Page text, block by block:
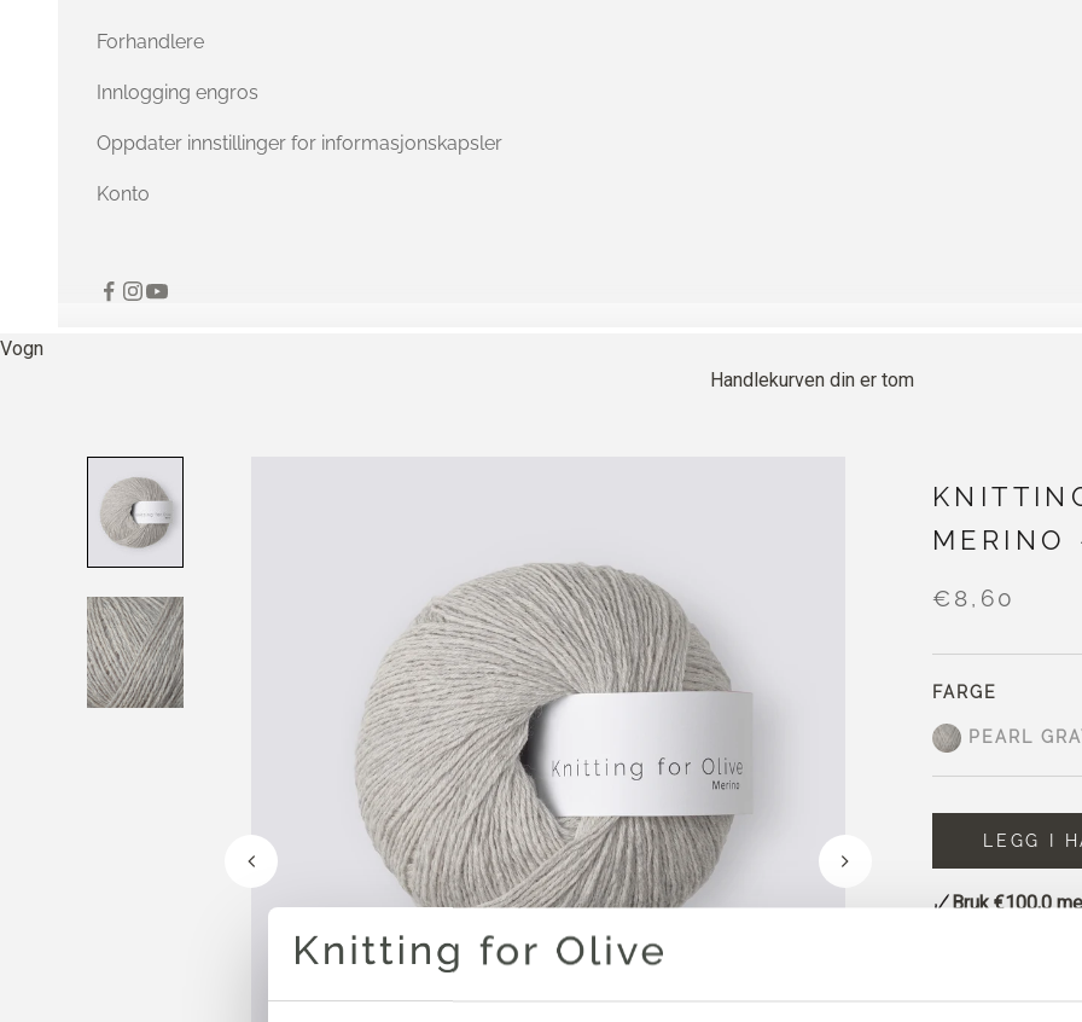
Forhandlere
Innlogging engros
Oppdater innstillinger for informasjonskapsler
Konto
Vogn
Handlekurven din er tom
MERINO
€8,60
FARGE
PEARL
LEGG I
Bruk€100,0
Bestillinger